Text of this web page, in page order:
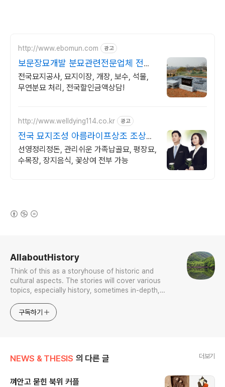
http://www.ebomun.com 광고
보문장묘개발 분묘관련전문업체 전문
경력 장례지도사 작업수행
전국묘지공사, 묘지이장, 개장, 보수, 석물,
무연분묘 처리, 전국할인금액상담!
http://www.welldying114.co.kr 광고
전국 묘지조성 아름라이프상조 조상님
추모공원 맞춤형 조성
선영정리정돈, 관리쉬운 가족납골묘, 평장묘,
수목장, 장지음식, 꽃상여 전부 가능
AllaboutHistory
Think of this as a storyhouse of historic and
cultural aspects. The stories will cover various
topics, especially history, sometimes in-depth,
approach will be to resist any common sense or
generalized viewpoint
구독하기
NEWS & THESIS 의 다른 글 더보기
껴안고 묻힌 북위 커플